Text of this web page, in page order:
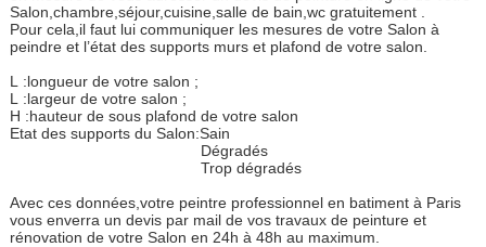
Salon,chambre,séjour,cuisine,salle de bain,wc gratuitement .
Pour cela,il faut lui communiquer les mesures de votre Salon à
peindre et l’état des supports murs et plafond de votre salon.
L :longueur de votre salon ;
L :largeur de votre salon ;
H :hauteur de sous plafond de votre salon
Etat des supports du Salon:Sain
Dégradés
Trop dégradés
Avec ces données,votre peintre professionnel en batiment à Paris
vous enverra un devis par mail de vos travaux de peinture et
rénovation de votre Salon en 24h à 48h au maximum.